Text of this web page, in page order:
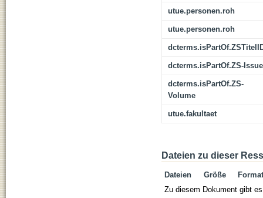
utue.personen.roh
utue.personen.roh
dcterms.isPartOf.ZS-Issue
dcterms.isPartOf.ZS-
Volume
utue.fakultaet
Dateien zu dieser
Dateien Größe
Format
Zu diesem Dokument gibt